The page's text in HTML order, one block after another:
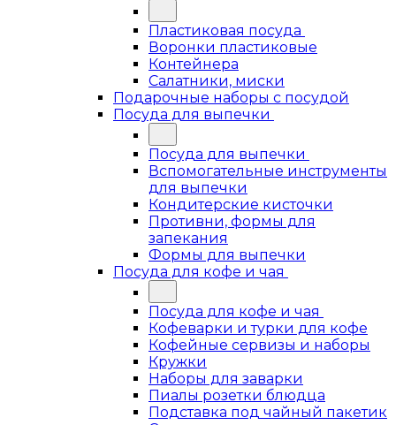
Пластиковая посуда
Воронки пластиковые
Контейнера
Салатники, миски
Подарочные наборы с посудой
Посуда для выпечки
Посуда для выпечки
Вспомогательные инструменты
для выпечки
Кондитерские кисточки
Противни, формы для
запекания
Формы для выпечки
Посуда для кофе и чая
Посуда для кофе и чая
Кофеварки и турки для кофе
Кофейные сервизы и наборы
Кружки
Наборы для заварки
Пиалы розетки блюдца
Подставка под чайный пакетик